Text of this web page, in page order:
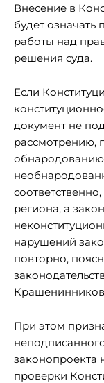
Внесение в
будет
работы над
решения суда.
Если
документ не
рассмотрению,
региона, а
нарушений
повторно,
При этом
законопроекта
проверки